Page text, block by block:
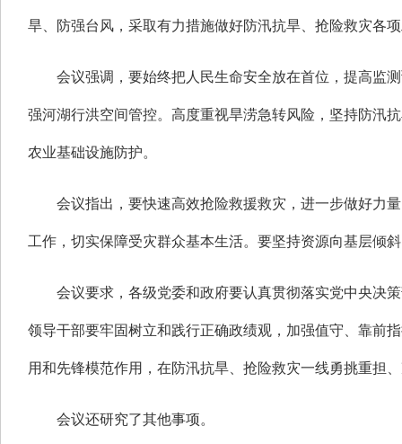
旱、防强台风，采取有力措施做好防汛抗旱、抢险救灾各
会议强调，要始终把人民生命安全放在首位，提高监
强河湖行洪空间管控。高度重视旱涝急转风险，坚持防汛
农业基础设施防护。
会议指出，要快速高效抢险救援救灾，进一步做好力
工作，切实保障受灾群众基本生活。要坚持资源向基层倾
会议要求，各级党委和政府要认真贯彻落实党中央决
领导干部要牢固树立和践行正确政绩观，加强值守、靠前
用和先锋模范作用，在防汛抗旱、抢险救灾一线勇挑重担
会议还研究了其他事项。